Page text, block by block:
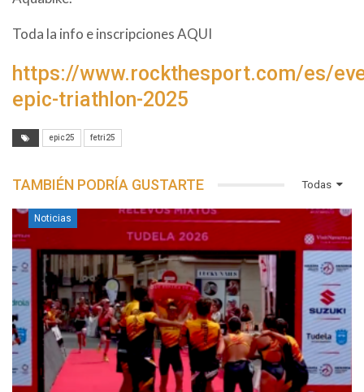
Toda la info e inscripciones AQUI
https://www.rockthesport.com/es/
epic-triathlon-2025
epic25 fetri25
Todas
TAMBIÉN PODRÍA GUSTARTE
Noticias